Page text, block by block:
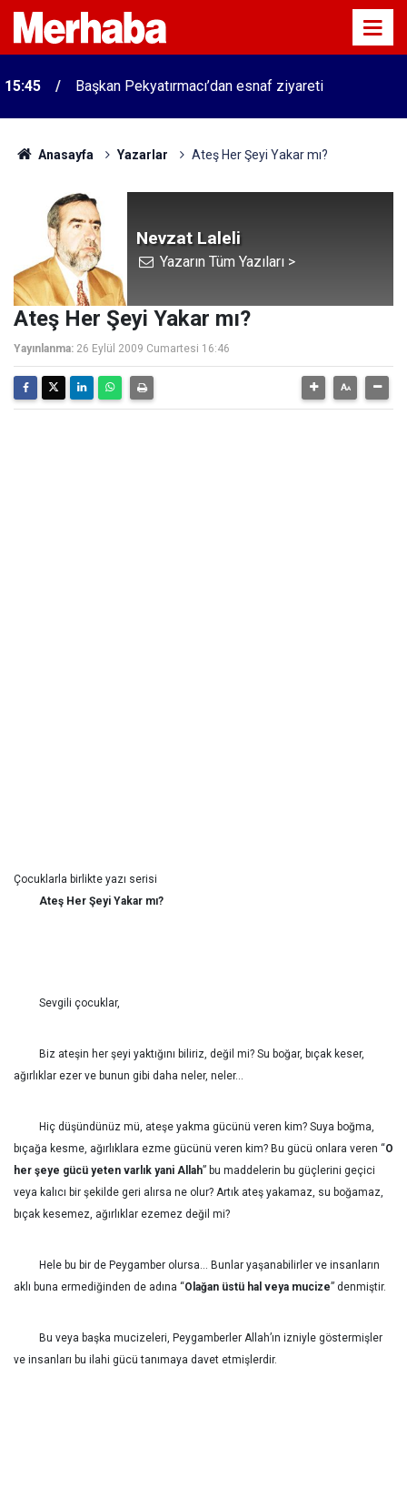
15:45 Başkan Pekyatırmacı’dan esnaf ziyareti
Anasayfa Yazarlar Ateş Her Şeyi Yakar mı?
Nevzat Laleli
Yazarın Tüm Yazıları >
Ateş Her Şeyi Yakar mı?
Yayınlanma: 26 Eylül 2009 Cumartesi 16:46
Çocuklarla birlikte yazı serisi
Ateş Her Şeyi Yakar mı?
Sevgili çocuklar,
Biz ateşin her şeyi yaktığını biliriz, değil mi? Su boğar, bıçak keser,
ağırlıklar ezer ve bunun gibi daha neler, neler…
Hiç düşündünüz mü, ateşe yakma gücünü veren kim? Suya boğma,
bıçağa kesme, ağırlıklara ezme gücünü veren kim? Bu gücü onlara veren “O
her şeye gücü yeten varlık yani Allah” bu maddelerin bu güçlerini geçici
veya kalıcı bir şekilde geri alırsa ne olur? Artık ateş yakamaz, su boğamaz,
bıçak kesemez, ağırlıklar ezemez değil mi?
Hele bu bir de Peygamber olursa… Bunlar yaşanabilirler ve insanların
aklı buna ermediğinden de adına “Olağan üstü hal veya mucize” denmiştir.
Bu veya başka mucizeleri, Peygamberler Allah’ın izniyle göstermişler
ve insanları bu ilahi gücü tanımaya davet etmişlerdir.